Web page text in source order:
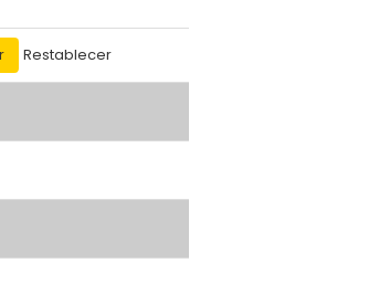
Restablecer